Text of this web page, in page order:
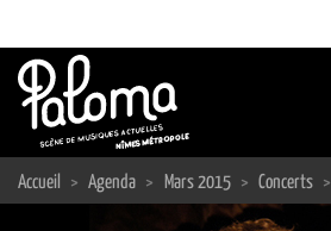
au
contenu
Accueil > Agenda > Mars 2015 > Concerts >